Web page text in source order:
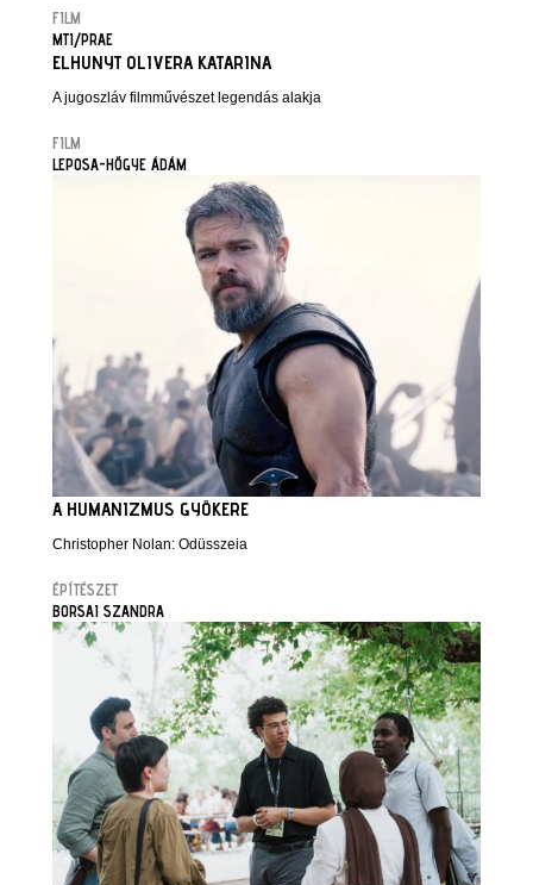
FILM
MTI/PRAE
ELHUNYT OLIVERA KATARINA
A jugoszláv filmművészet legendás alakja
FILM
LEPOSA-HŐGYE ÁDÁM
A HUMANIZMUS GYÖKERE
Christopher Nolan: Odüsszeia
ÉPÍTÉSZET
BORSAI SZANDRA